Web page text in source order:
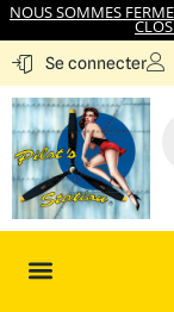
NOUS SOMMES
Se connecter